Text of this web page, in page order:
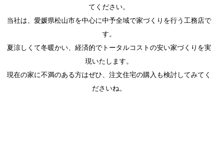
てください。
当社は、愛媛県松山市を中心に中予全域で家づくりを行う工務店で
す。
夏涼しくて冬暖かい、経済的でトータルコストの安い家づくりを実
現いたします。
現在の家に不満のある方はぜひ、注文住宅の購入も検討してみてく
ださいね。